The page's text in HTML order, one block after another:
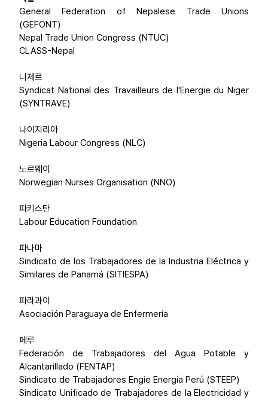
General Federation of Nepalese Trade Unions
(GEFONT)
Nepal Trade Union Congress (NTUC)
CLASS-Nepal
니제르
Syndicat National des Travailleurs de l'Energie du Niger
(SYNTRAVE)
나이지리아
Nigeria Labour Congress (NLC)
노르웨이
Norwegian Nurses Organisation (NNO)
파키스탄
Labour Education Foundation
파나마
Sindicato de los Trabajadores de la Industria Eléctrica y
Similares de Panamá (SITIESPA)
파라과이
Asociación Paraguaya de Enfermería
페루
Federación de Trabajadores del Agua Potable y
Alcantarillado (FENTAP)
Sindicato de Trabajadores Engie Energía Perú (STEEP)
Sindicato Unificado de Trabajadores de la Electricidad y